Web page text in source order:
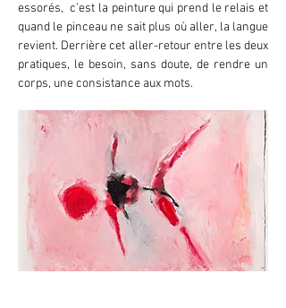
essorés, c’est la peinture qui prend le relais et
quand le pinceau ne sait plus où aller, la langue
revient. Derrière cet aller-retour entre les deux
pratiques, le besoin, sans doute, de rendre un
corps, une consistance aux mots.